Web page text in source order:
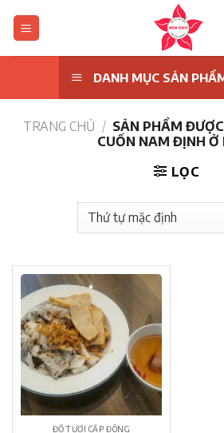
DANH MỤC SẢN
TRANG CHỦ / SẢN PHẨM
CUỐN NAM ĐỊNH Ở
LỌC
ĐỒ TƯƠI CẤP ĐÔNG